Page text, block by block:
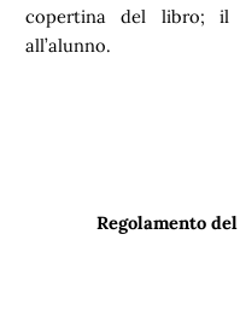
copertina del libro; il
all’alunno.
Regolamento